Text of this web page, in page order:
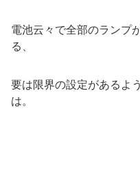
電池云々で全部のランプ
る、
要は限界の設定があるよ
は。